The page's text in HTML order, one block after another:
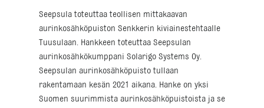
Seepsula toteuttaa teollisen mittakaavan
aurinkosähköpuiston Senkkerin kiviainestehtaalle
Tuusulaan. Hankkeen toteuttaa Seepsulan
aurinkosähkökumppani Solarigo Systems Oy.
Seepsulan aurinkosähköpuisto tullaan
rakentamaan kesän 2021 aikana. Hanke on yksi
Suomen suurimmista aurinkosähköpuistoista ja se